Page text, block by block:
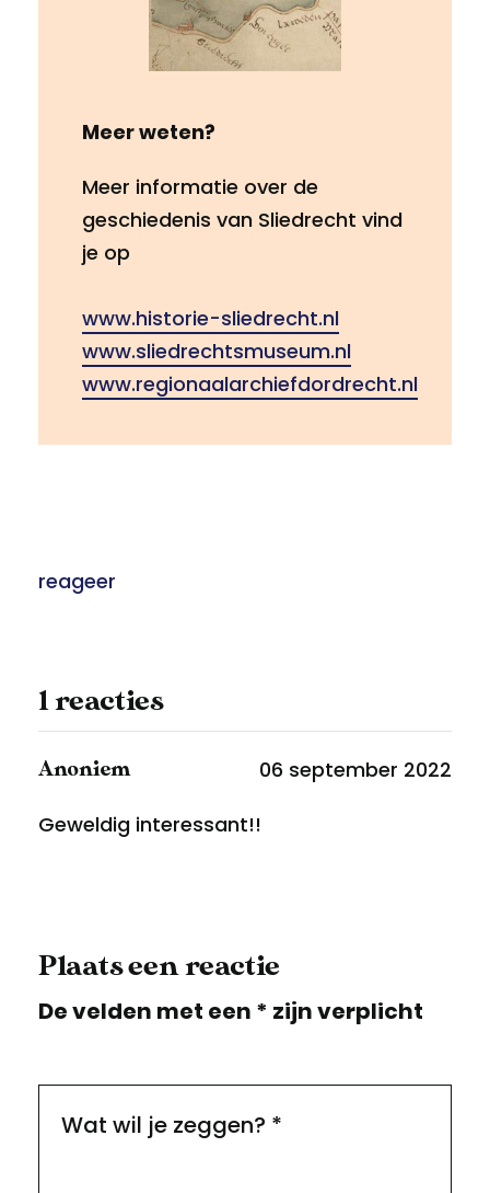
Meer weten?
Meer informatie over de
geschiedenis van Sliedrecht vind
je op
www.historie-sliedrecht.nl
www.sliedrechtsmuseum.nl
www.regionaalarchiefdordrecht.nl
reageer
1 reacties
Anoniem
06 september 2022
Geweldig interessant!!
Plaats een reactie
De velden met een * zijn verplicht
Wat wil je zeggen? *